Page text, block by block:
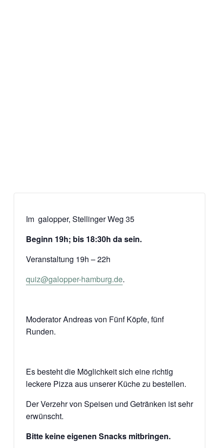
Im galopper, Stellinger Weg 35
Beginn 19h; bis 18:30h da sein.
Veranstaltung 19h – 22h
quiz@galopper-hamburg.de.
Moderator Andreas von Fünf Köpfe, fünf
Runden.
Es besteht die Möglichkeit sich eine richtig
leckere Pizza aus unserer Küche zu bestellen.
Der Verzehr von Speisen und Getränken ist sehr
erwünscht.
Bitte keine eigenen Snacks mitbringen.